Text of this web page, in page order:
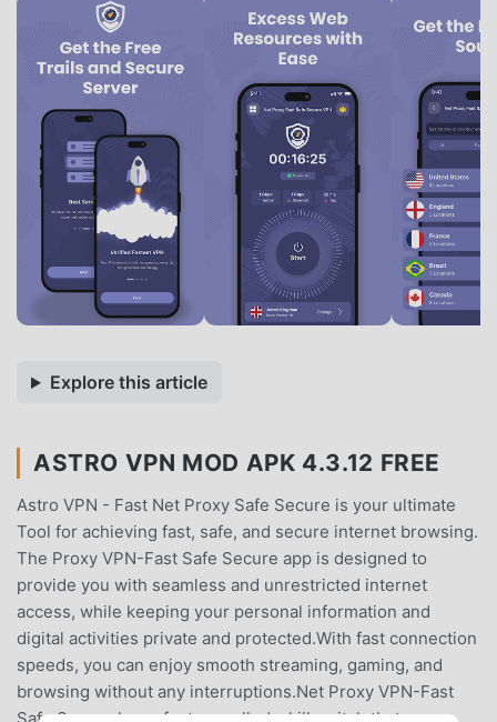
Explore this article
ASTRO VPN MOD APK 4.3.12 FREE
Astro VPN - Fast Net Proxy Safe Secure is your ultimate
Tool for achieving fast, safe, and secure internet browsing.
The Proxy VPN-Fast Safe Secure app is designed to
provide you with seamless and unrestricted internet
access, while keeping your personal information and
digital activities private and protected.With fast connection
speeds, you can enjoy smooth streaming, gaming, and
browsing without any interruptions.Net Proxy VPN-Fast